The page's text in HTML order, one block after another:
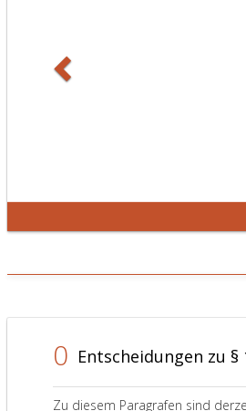
0 Entscheidungen zu §
Zu diesem Paragrafen sind